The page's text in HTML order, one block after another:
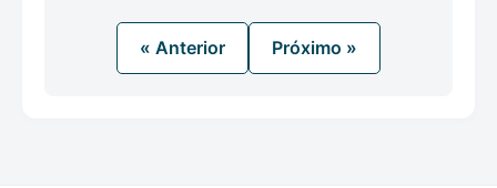
« Anterior Próximo »